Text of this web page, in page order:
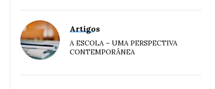
Artigos
A ESCOLA – UMA PERSPECTIVA
CONTEMPORÂNEA